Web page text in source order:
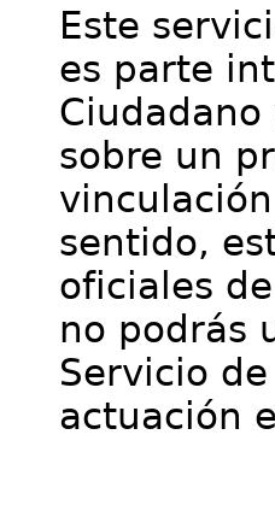
Este
es parte
sobre un
sentido,
oficiales
no podrás
Servicio
actuación